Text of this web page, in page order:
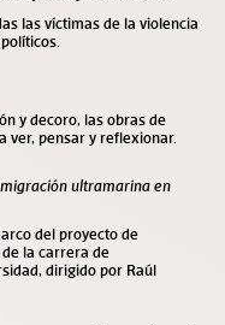
las víctimas de la violencia
y decoro, las obras de
ver, pensar y reflexionar.
ultramarina en
del proyecto de
la carrera de
dirigido por Raúl